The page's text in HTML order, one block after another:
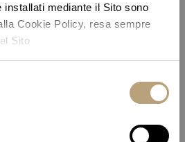
installati mediante il Sito sono
Cookie Policy, resa sempre
Sito